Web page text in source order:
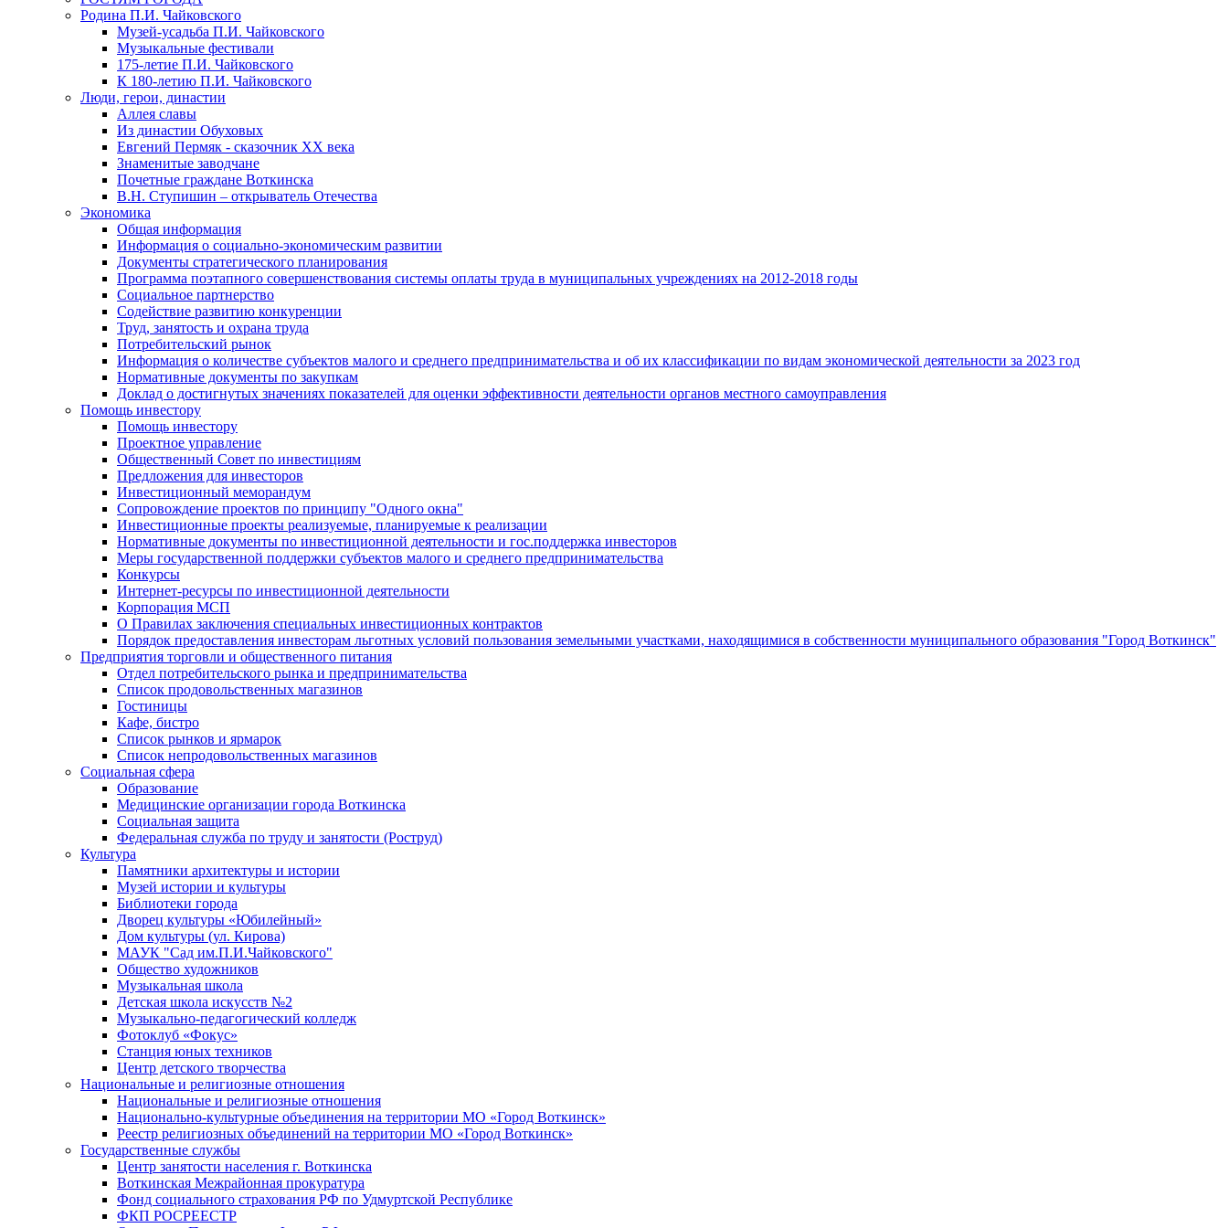
Родина П.И. Чайковского
Музей-усадьба П.И. Чайковского
Музыкальные фестивали
175-летие П.И. Чайковского
К 180-летию П.И. Чайковского
Люди, герои, династии
Аллея славы
Из династии Обуховых
Евгений Пермяк - сказочник XX века
Знаменитые заводчане
Почетные граждане Воткинска
В.Н. Ступишин – открыватель Отечества
Экономика
Общая информация
Информация о социально-экономическим развитии
Документы стратегического планирования
Программа поэтапного совершенствования системы оплаты труда в муниципальных учреждениях на 2012-2018 годы
Социальное партнерство
Содействие развитию конкуренции
Труд, занятость и охрана труда
Потребительский рынок
Информация о количестве субъектов малого и среднего предпринимательства и об их классификации по видам экономической деятельности за 2023 год
Нормативные документы по закупкам
Доклад о достигнутых значениях показателей для оценки эффективности деятельности органов местного самоуправления
Помощь инвестору
Помощь инвестору
Проектное управление
Общественный Совет по инвестициям
Предложения для инвесторов
Инвестиционный меморандум
Сопровождение проектов по принципу "Oдного окна"
Инвестиционные проекты реализуемые, планируемые к реализации
Нормативные документы по инвестиционной деятельности и гос.поддержка инвесторов
Меры государственной поддержки субъектов малого и среднего предпринимательства
Конкурсы
Интернет-ресурсы по инвестиционной деятельности
Корпорация МСП
О Правилах заключения специальных инвестиционных контрактов
Порядок предоставления инвесторам льготных условий пользования земельными участками, находящимися в собственности муниципального образования "Город Воткинск"
Предприятия торговли и общественного питания
Отдел потребительского рынка и предпринимательства
Список продовольственных магазинов
Гостиницы
Кафе, бистро
Cписок рынков и ярмарок
Список непродовольственных магазинов
Социальная сфера
Образование
Медицинские организации города Воткинска
Социальная защита
Федеральная служба по труду и занятости (Роструд)
Культура
Памятники архитектуры и истории
Музей истории и культуры
Библиотеки города
Дворец культуры «Юбилейный»
Дом культуры (ул. Кирова)
МАУК "Сад им.П.И.Чайковского"
Общество художников
Музыкальная школа
Детская школа искусств №2
Музыкально-педагогический колледж
Фотоклуб «Фокус»
Станция юных техников
Центр детского творчества
Национальные и религиозные отношения
Национальные и религиозные отношения
Национально-культурные объединения на территории МО «Город Воткинск»
Реестр религиозных объединений на территории МО «Город Воткинск»
Государственные службы
Центр занятости населения г. Воткинска
Воткинская Межрайонная прокуратура
Фонд социального страхования РФ по Удмуртской Республике
ФКП РОСРЕЕСТР